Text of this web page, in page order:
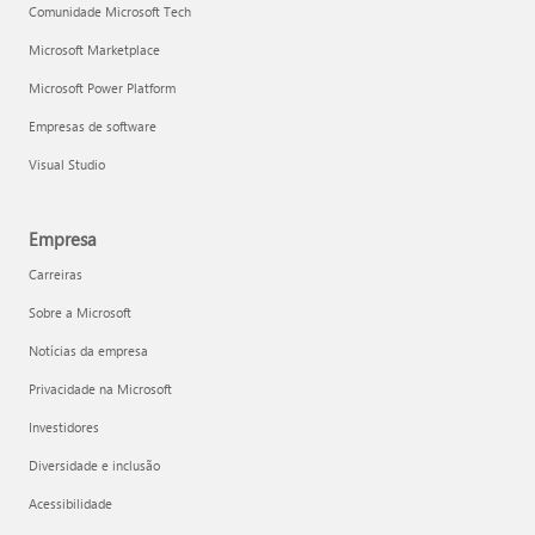
Comunidade Microsoft Tech
Microsoft Marketplace
Microsoft Power Platform
Empresas de software
Visual Studio
Empresa
Carreiras
Sobre a Microsoft
Notícias da empresa
Privacidade na Microsoft
Investidores
Diversidade e inclusão
Acessibilidade